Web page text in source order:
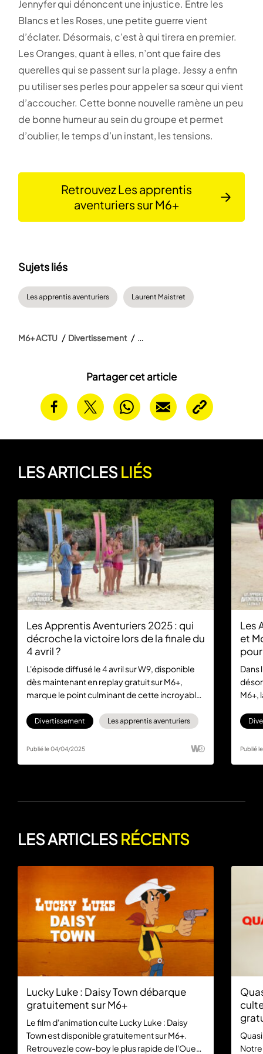
Partager cet article
Jennyfer qui dénoncent une injustice. Entre les
Blancs et les Roses, une petite guerre vient
d’éclater. Désormais, c’est à qui tirera en premier.
Les Oranges, quant à elles, n’ont que faire des
querelles qui se passent sur la plage. Jessy a enfin
pu utiliser ses perles pour appeler sa sœur qui vient
d’accoucher. Cette bonne nouvelle ramène un peu
de bonne humeur au sein du groupe et permet
d’oublier, le temps d’un instant, les tensions.
Retrouvez Les apprentis
aventuriers sur M6+
Sujets liés
Les apprentis aventuriers Laurent Maistret
M6+ ACTU Divertissement
LES ARTICLESLIÉS
Les Apprentis Aventuriers 2025 : qui
décroche la victoire lors de la finale du
4 avril ?
L'épisode diffusé le 4 avril sur W9, disponible
dès maintenant en replay gratuit sur M6+,
marque le point culminant de cette incroyable
binômes Bleus, Gris et Roses s'affrontent dans
rebondissements.
Divertissement Les apprentis aventuriers
Publié le 04/04/2025
Les
et
Dans
M6+,
et
Publié
LES ARTICLESRÉCENTS
Lucky Luke : Daisy Town débarque
gratuitement sur M6+
Le film d'animation culte Lucky Luke : Daisy
Town est disponible gratuitement sur M6+.
Retrouvez le cow-boy le plus rapide de l'Ouest